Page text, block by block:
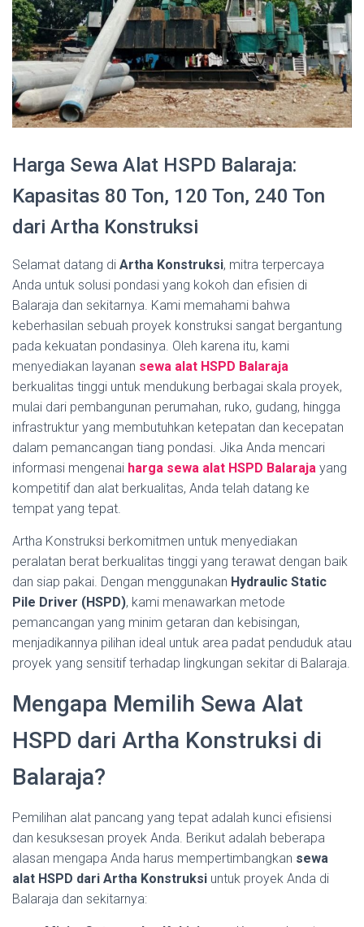
Harga Sewa Alat HSPD Balaraja:
Kapasitas 80 Ton, 120 Ton, 240 Ton
dari Artha Konstruksi
Selamat datang di Artha Konstruksi, mitra terpercaya
Anda untuk solusi pondasi yang kokoh dan efisien di
Balaraja dan sekitarnya. Kami memahami bahwa
keberhasilan sebuah proyek konstruksi sangat bergantung
pada kekuatan pondasinya. Oleh karena itu, kami
menyediakan layanan sewa alat HSPD Balaraja
berkualitas tinggi untuk mendukung berbagai skala proyek,
mulai dari pembangunan perumahan, ruko, gudang, hingga
infrastruktur yang membutuhkan ketepatan dan kecepatan
dalam pemancangan tiang pondasi. Jika Anda mencari
informasi mengenai harga sewa alat HSPD Balaraja yang
kompetitif dan alat berkualitas, Anda telah datang ke
tempat yang tepat.
Artha Konstruksi berkomitmen untuk menyediakan
peralatan berat berkualitas tinggi yang terawat dengan baik
dan siap pakai. Dengan menggunakan Hydraulic Static
Pile Driver (HSPD), kami menawarkan metode
pemancangan yang minim getaran dan kebisingan,
menjadikannya pilihan ideal untuk area padat penduduk atau
proyek yang sensitif terhadap lingkungan sekitar di Balaraja.
Mengapa Memilih Sewa Alat
HSPD dari Artha Konstruksi di
Balaraja?
Pemilihan alat pancang yang tepat adalah kunci efisiensi
dan kesuksesan proyek Anda. Berikut adalah beberapa
alasan mengapa Anda harus mempertimbangkan sewa
alat HSPD dari Artha Konstruksi untuk proyek Anda di
Balaraja dan sekitarnya: